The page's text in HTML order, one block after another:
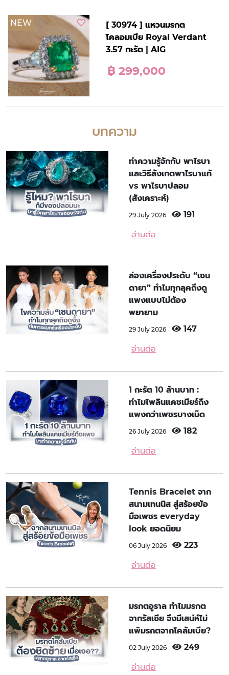
NEW
[ 30974 ] แหวนมรกต
โคลอมเบีย Royal Verdant
3.57 กะรัต | AIG
฿ 299,000
บทความ
ทำความรู้จักกับ พาไรบา
และวิธีสังเกตพาไรบาแท้
vs พาไรบาปลอม
(สังเคราะห์)
29 July 2026 191
อ่านต่อ
ส่องเครื่องประดับ “เซน
ดายา” ทำไมทุกลุคถึงดู
แพงแบบไม่ต้อง
พยายาม
29 July 2026 147
อ่านต่อ
1 กะรัต 10 ล้านบาท :
ทำไมไพลินแคชเมียร์ถึง
แพงกว่าเพชรบางเม็ด
26 July 2026 182
อ่านต่อ
Tennis Bracelet จาก
สนามเทนนิส สู่สร้อยข้อ
มือเพชร everyday
look ยอดนิยม
06 July 2026 223
อ่านต่อ
มรกตอูราล ทำไมมรกต
จากรัสเซีย จึงมีเสน่ห์ไม่
แพ้มรกตจากโคลัมเบีย?
02 July 2026 249
อ่านต่อ